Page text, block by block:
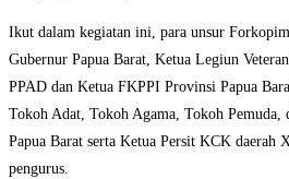
Ikut dalam kegiatan ini, para unsur
Gubernur Papua Barat, Ketua Legiun
PPAD dan Ketua FKPPI Provinsi Papua
Tokoh Adat, Tokoh Agama, Tokoh Pemuda,
Papua Barat serta Ketua Persit KCK daerah
pengurus.